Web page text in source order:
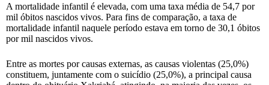
A mortalidade infantil é elevada, com uma taxa média de 54,7 por
mil óbitos nascidos vivos. Para fins de comparação, a taxa de
mortalidade infantil naquele período estava em torno de 30,1 óbitos
por mil nascidos vivos.
Entre as mortes por causas externas, as causas violentas (25,0%)
constituem, juntamente com o suicídio (25,0%), a principal causa